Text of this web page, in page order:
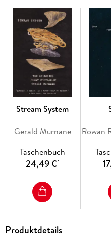
The title, borrowed from the
Bach cantata, catches the
cross-temporal dialogues.
hopeful poems, Sleepers
with the reader, arguing
jovial texture of batshit
drawing in skeptical company."
Stream System
Gerald Murnane
Taschenbuch
24,49 €*
Produktdetails